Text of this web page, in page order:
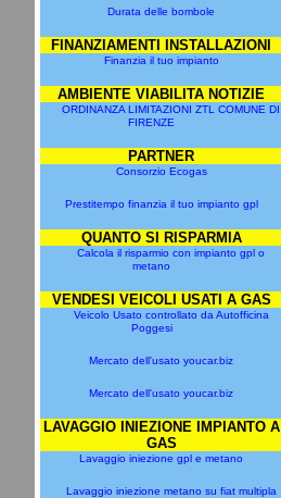
Durata delle bombole
FINANZIAMENTI INSTALLAZIONI
Finanzia il tuo impianto
AMBIENTE VIABILITA NOTIZIE
ORDINANZA LIMITAZIONI ZTL COMUNE DI
FIRENZE
PARTNER
Consorzio Ecogas
Prestitempo finanzia il tuo impianto gpl
QUANTO SI RISPARMIA
Calcola il risparmio con impianto gpl o
metano
VENDESI VEICOLI USATI A GAS
Veicolo Usato controllato da Autofficina
Poggesi
Mercato dell'usato youcar.biz
Mercato dell'usato youcar.biz
LAVAGGIO INIEZIONE IMPIANTO A
GAS
Lavaggio iniezione gpl e metano
Lavaggio iniezione metano su fiat multipla